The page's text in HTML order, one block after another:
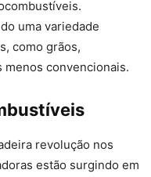
uma variedade
como grãos,
convencionais.
revolução nos
estão surgindo em